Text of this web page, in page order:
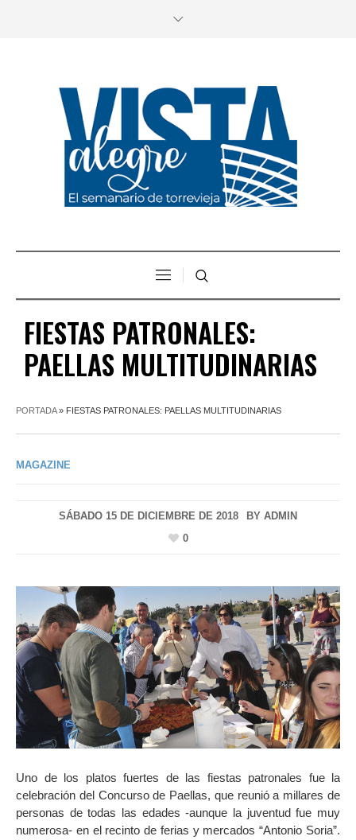
FIESTAS PATRONALES:
PAELLAS MULTITUDINARIAS
PORTADA» FIESTAS PATRONALES: PAELLAS MULTITUDINARIAS
MAGAZINE
SÁBADO 15 DE DICIEMBRE DE 2018 BY ADMIN
0
Uno de los platos fuertes de las fiestas patronales fue la
celebración del Concurso de Paellas, que reunió a millares de
personas de todas las edades -aunque la juventud fue muy
numerosa- en el recinto de ferias y mercados “Antonio Soria”.